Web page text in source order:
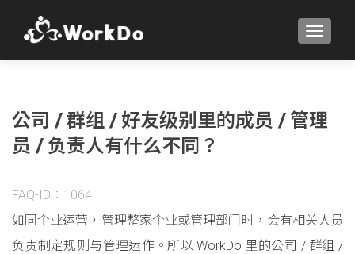
公司 / 群组 / 好友级别里的成员 / 管理
员 / 负责人有什么不同？
FAQ-ID：1064
如同企业运营，管理整家企业或管理部门时，会有相关人员
负责制定规则与管理运作。所以 WorkDo 里的公司 / 群组 /